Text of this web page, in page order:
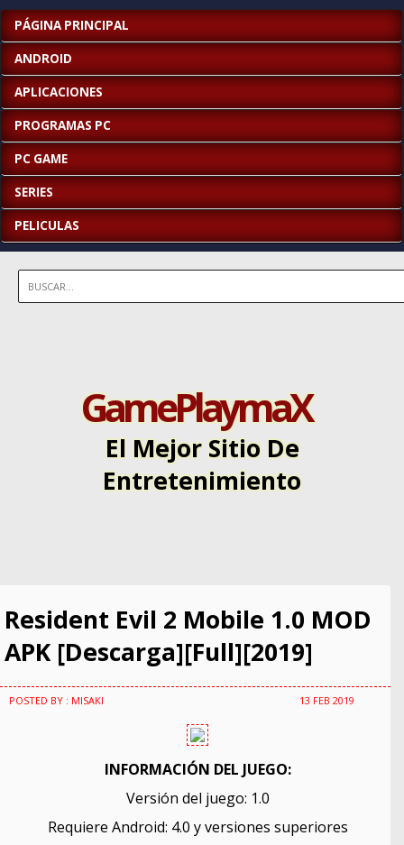
PÁGINA PRINCIPAL
ANDROID
APLICACIONES
PROGRAMAS PC
PC GAME
SERIES
PELICULAS
GamePlaymaX
El Mejor Sitio De
Entretenimiento
Resident Evil 2 Mobile 1.0 MOD
APK [Descarga][Full][2019]
POSTED BY : MISAKI 13 FEB 2019
INFORMACIÓN DEL JUEGO:
Versión del juego: 1.0
Requiere Android: 4.0 y versiones superiores